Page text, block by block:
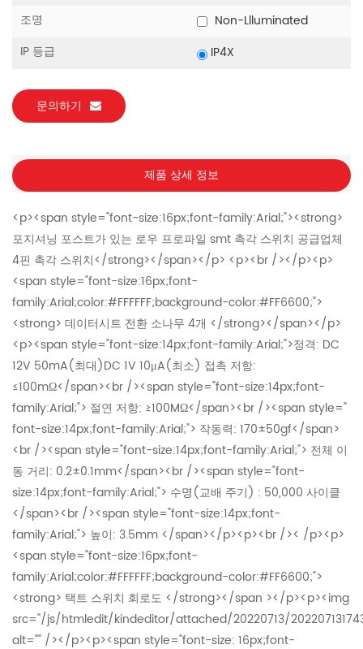
조명
Non-Llluminated
IP 등급
IP4X
문의하기
제품 상세 정보
<p><span style="font-size:16px;font-family:Arial;"><strong>
포지셔닝 포스트가 있는 로우 프로파일 smt 촉각 스위치 공급업체
4핀 촉각 스위치</strong></span></p> <p><br /></p><p>
<span style="font-size:16px;font-
family:Arial;color:#FFFFFF;background-color:#FF6600;">
<strong> 데이터시트 전환 소나무 4개 </strong></span></p>
<p><span style="font-size:14px;font-family:Arial;">정격: DC
12V 50mA(최대)DC 1V 10μA(최소) 접촉 저항:
≤100mΩ</span><br /><span style="font-size:14px;font-
family:Arial;"> 절연 저항: ≥100MΩ</span><br /><span style="
font-size:14px;font-family:Arial;"> 작동력: 170±50gf</span>
<br /><span style="font-size:14px;font-family:Arial;"> 전체 이
동 거리: 0.2±0.1mm</span><br /><span style="font-
size:14px;font-family:Arial;"> 수명(교배 주기) : 50,000 사이클
</span><br /><span style="font-size:14px;font-
family:Arial;"> 높이: 3.5mm </span></p><p><br />< /p><p>
<span style="font-size:16px;font-
family:Arial;color:#FFFFFF;background-color:#FF6600;">
<strong> 택트 스위치 회로도 </strong></span ></p><p><img
src="/js/htmledit/kindeditor/attached/20220713/
alt="" /></p><p><span style="font-size: 16px;font-